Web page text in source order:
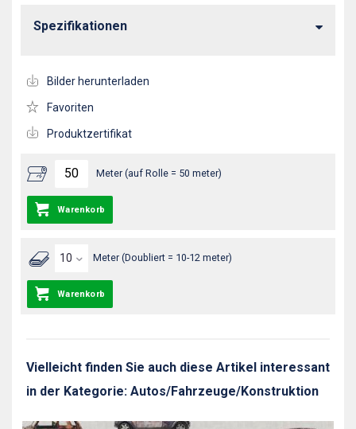
Meter (auf Rolle = 50 meter)
Warenkorb
Meter (Doubliert = 10-12 meter)
Warenkorb
Spezifikationen
Bilder herunterladen
Favoriten
Produktzertifikat
Vielleicht finden Sie auch diese Artikel interessant
in der Kategorie: Autos/Fahrzeuge/Konstruktion